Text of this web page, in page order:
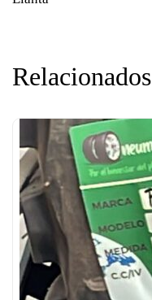
Relacionados